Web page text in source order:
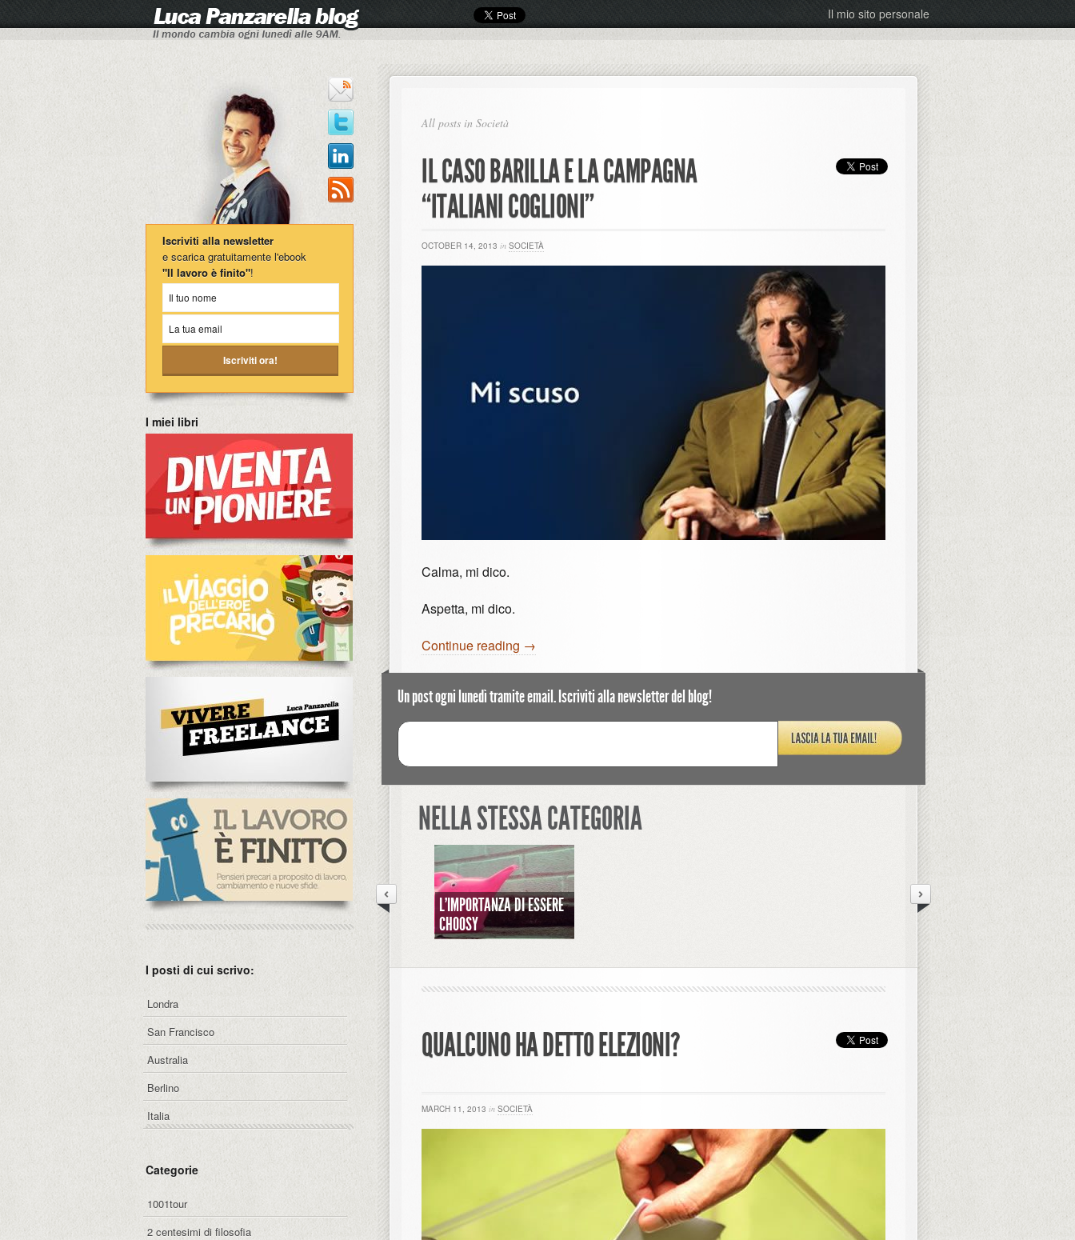
Il mio sito personale
All posts in Società
IL CASO BARILLA E LA CAMPAGNA
“ITALIANI COGLIONI”
OCTOBER 14, 2013 in SOCIETÀ
Calma, mi dico.
Aspetta, mi dico.
Continue reading →
Un post ogni lunedì tramite email. Iscriviti alla newsletter del blog!
NELLA STESSA CATEGORIA
L'IMPORTANZA DI ESSERE
CHOOSY
QUALCUNO HA DETTO ELEZIONI?
MARCH 11, 2013 in SOCIETÀ
Iscriviti alla newsletter
e scarica gratuitamente l'ebook
"Il lavoro è finito"!
I miei libri
I posti di cui scrivo:
Londra
San Francisco
Australia
Berlino
Italia
Categorie
1001tour
2 centesimi di filosofia